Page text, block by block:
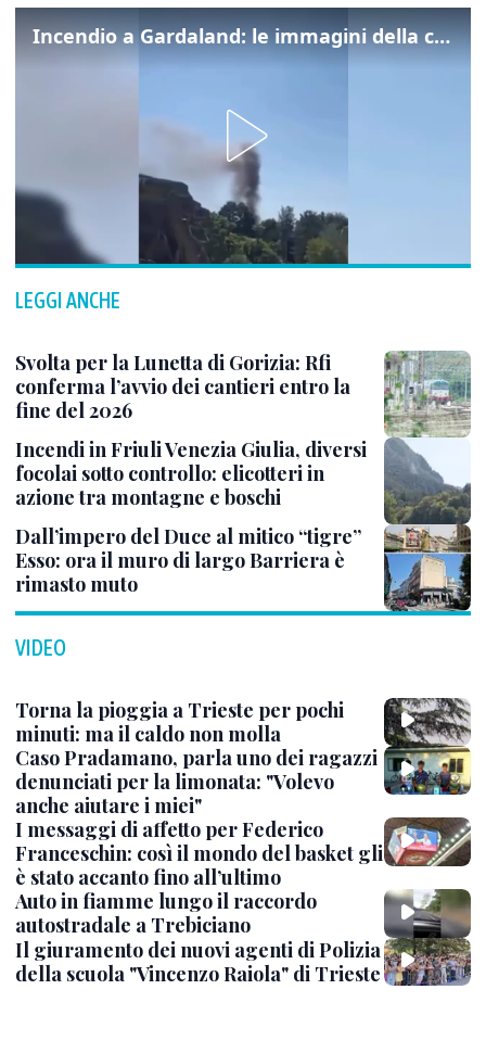
Incendio a Gardaland: le immagini della colonna di fumo
LEGGI ANCHE
Svolta per la Lunetta di Gorizia: Rfi
conferma l’avvio dei cantieri entro la
fine del 2026
Incendi in Friuli Venezia Giulia, diversi
focolai sotto controllo: elicotteri in
azione tra montagne e boschi
Dall’impero del Duce al mitico “tigre”
Esso: ora il muro di largo Barriera è
rimasto muto
VIDEO
Torna la pioggia a Trieste per pochi
minuti: ma il caldo non molla
Caso Pradamano, parla uno dei ragazzi
denunciati per la limonata: "Volevo
anche aiutare i miei"
I messaggi di affetto per Federico
Franceschin: così il mondo del basket gli
è stato accanto fino all’ultimo
Auto in fiamme lungo il raccordo
autostradale a Trebiciano
Il giuramento dei nuovi agenti di Polizia
della scuola "Vincenzo Raiola" di Trieste